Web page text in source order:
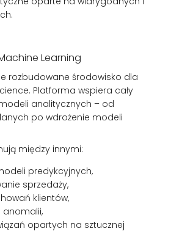
Learning
rozbudowane środowisko dla
Platforma wspiera cały
analitycznych – od
po wdrożenie modeli
między innymi:
predykcyjnych,
sprzedaży,
klientów,
anomalii,
opartych na sztucznej